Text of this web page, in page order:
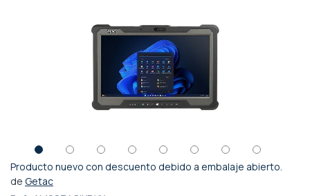
Producto nuevo con descuento debido a embalaje abierto.
de Getac
Saltar
al